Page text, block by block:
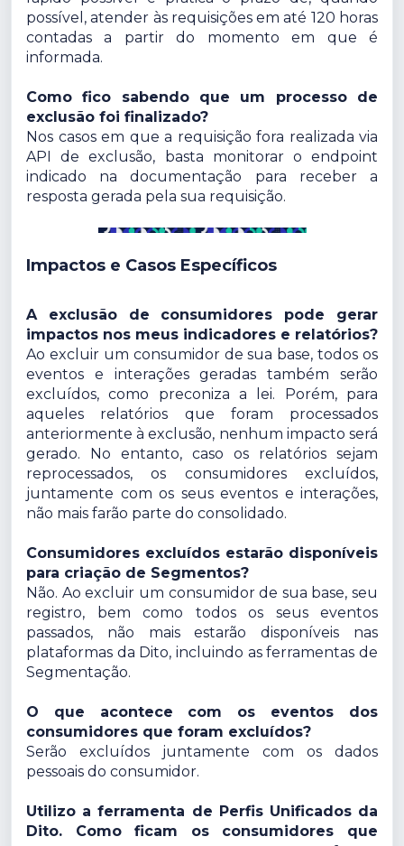
possível, atender às requisições em até 120 horas
contadas a partir do momento em que é
informada.
Como fico sabendo que um processo de
exclusão foi finalizado?
Nos casos em que a requisição fora realizada via
API de exclusão, basta monitorar o endpoint
indicado na documentação para receber a
resposta gerada pela sua requisição.
Impactos e Casos Específicos
A exclusão de consumidores pode gerar
impactos nos meus indicadores e relatórios?
Ao excluir um consumidor de sua base, todos os
eventos e interações geradas também serão
excluídos, como preconiza a lei. Porém, para
aqueles relatórios que foram processados
anteriormente à exclusão, nenhum impacto será
gerado. No entanto, caso os relatórios sejam
reprocessados, os consumidores excluídos,
juntamente com os seus eventos e interações,
não mais farão parte do consolidado.
Consumidores excluídos estarão disponíveis
para criação de Segmentos?
Não. Ao excluir um consumidor de sua base, seu
registro, bem como todos os seus eventos
passados, não mais estarão disponíveis nas
plataformas da Dito, incluindo as ferramentas de
Segmentação.
O que acontece com os eventos dos
consumidores que foram excluídos?
Serão excluídos juntamente com os dados
pessoais do consumidor.
Utilizo a ferramenta de Perfis Unificados da
Dito. Como ficam os consumidores que